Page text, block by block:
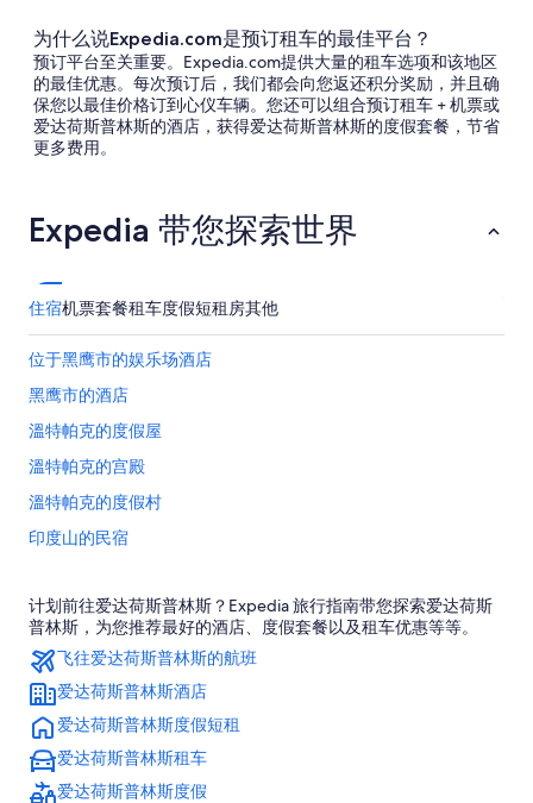
为什么说Expedia.com是预订租车的最佳平台？
预订平台至关重要。Expedia.com提供大量的租车选项和该地区
的最佳优惠。每次预订后，我们都会向您返还积分奖励，并且确
保您以最佳价格订到心仪车辆。您还可以组合预订租车 + 机票或
爱达荷斯普林斯的酒店，获得爱达荷斯普林斯的度假套餐，节省
更多费用。
Expedia 带您探索世界
住宿机票套餐租车度假短租房其他
位于黑鹰市的娱乐场酒店
黑鹰市的酒店
溫特帕克的度假屋
溫特帕克的宫殿
溫特帕克的度假村
印度山的民宿
中心市的民宿
中心市的家庭旅馆
位于中心市的豪华酒店
中心市的汽车旅馆
郊狼谷的酒店
位于银羽的公寓式酒店
计划前往爱达荷斯普林斯？Expedia 旅行指南带您探索爱达荷斯
普林斯，为您推荐最好的酒店、度假套餐以及租车优惠等等。
飞往爱达荷斯普林斯的航班
爱达荷斯普林斯酒店
爱达荷斯普林斯度假短租
爱达荷斯普林斯租车
爱达荷斯普林斯度假